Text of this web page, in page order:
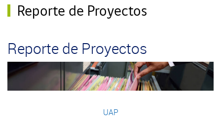
Reporte de Proyectos
Reporte de Proyectos
UAP